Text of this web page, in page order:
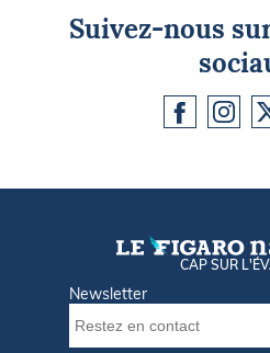
Suivez-nous
CAP SUR
Newsletter